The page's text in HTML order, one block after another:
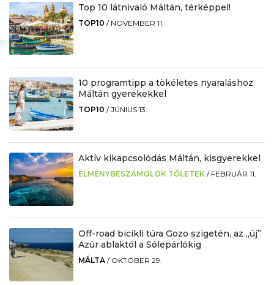
Top 10 látnivaló Máltán, térképpel!
TOP10 / NOVEMBER 11.
10 programtipp a tökéletes nyaraláshoz
Máltán gyerekekkel
TOP10 /JÚNIUS 13.
Aktív kikapcsolódás Máltán, kisgyerekkel
ÉLMÉNYBESZÁMOLÓK TŐLETEK / FEBRUÁR 11.
Off-road bicikli túra Gozo szigetén, az „új”
Azúr ablaktól a Sólepárlókig
MÁLTA / OKTÓBER 29.